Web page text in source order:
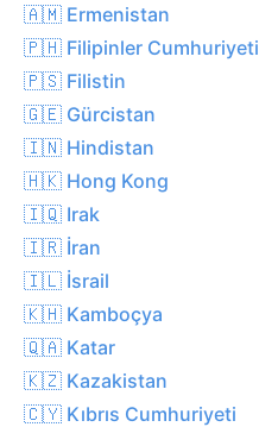
🇦🇲 Ermenistan
🇵🇭 Filipinler Cumhuriyeti
🇵🇸 Filistin
🇬🇪 Gürcistan
🇮🇳 Hindistan
🇭🇰 Hong Kong
🇮🇶 Irak
🇮🇷 İran
🇮🇱 İsrail
🇰🇭 Kamboçya
🇶🇦 Katar
🇰🇿 Kazakistan
🇨🇾 Kıbrıs Cumhuriyeti